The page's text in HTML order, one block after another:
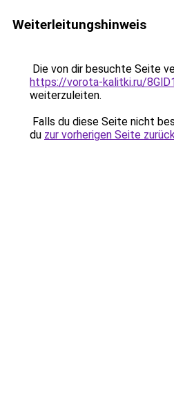
Weiterleitungshinweis
Die von dir besuchte Seite
https://vorota-kalitki.ru/
weiterzuleiten.
Falls du diese Seite nicht
du zur vorherigen Seite